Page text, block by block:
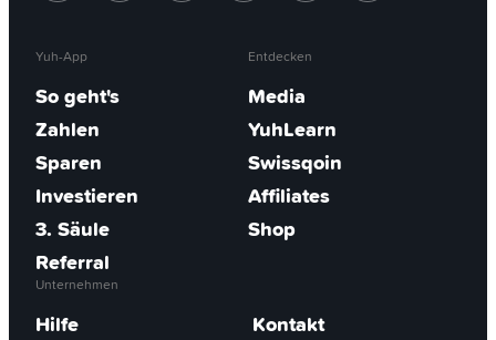
Yuh-App
So geht's
Zahlen
Sparen
Investieren
3. Säule
Referral
Entdecken
Media
YuhLearn
Swissqoin
Affiliates
Shop
Unternehmen
Hilfe
Kontakt